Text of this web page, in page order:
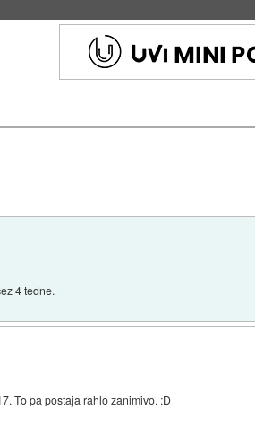
4 tedne.
To pa postaja rahlo zanimivo. :D